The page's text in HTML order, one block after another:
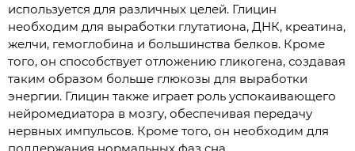
используется для различных целей. Глицин
необходим для выработки глутатиона, ДНК, креатина,
желчи, гемоглобина и большинства белков. Кроме
того, он способствует отложению гликогена, создавая
таким образом больше глюкозы для выработки
энергии. Глицин также играет роль успокаивающего
нейромедиатора в мозгу, обеспечивая передачу
нервных импульсов. Кроме того, он необходим для